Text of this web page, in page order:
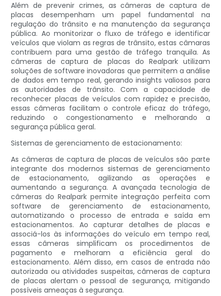
Além de prevenir crimes, as câmeras de captura de
placas desempenham um papel fundamental na
regulação do trânsito e na manutenção da segurança
pública. Ao monitorizar o fluxo de tráfego e identificar
veículos que violam as regras de trânsito, estas câmaras
contribuem para uma gestão de tráfego tranquila. As
câmeras de captura de placas do Realpark utilizam
soluções de software inovadoras que permitem a análise
de dados em tempo real, gerando insights valiosos para
as autoridades de trânsito. Com a capacidade de
reconhecer placas de veículos com rapidez e precisão,
essas câmeras facilitam o controle eficaz do tráfego,
reduzindo o congestionamento e melhorando a
segurança pública geral.
Sistemas de gerenciamento de estacionamento:
As câmeras de captura de placas de veículos são parte
integrante dos modernos sistemas de gerenciamento
de estacionamento, agilizando as operações e
aumentando a segurança. A avançada tecnologia de
câmeras do Realpark permite integração perfeita com
software de gerenciamento de estacionamento,
automatizando o processo de entrada e saída em
estacionamentos. Ao capturar detalhes de placas e
associá-los às informações do veículo em tempo real,
essas câmeras simplificam os procedimentos de
pagamento e melhoram a eficiência geral do
estacionamento. Além disso, em casos de entrada não
autorizada ou atividades suspeitas, câmeras de captura
de placas alertam o pessoal de segurança, mitigando
possíveis ameaças à segurança.